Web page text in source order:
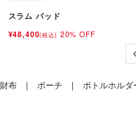
スラム パッド
¥48,400(税込) 20% OFF
財布 ポーチ ボトルホルダ